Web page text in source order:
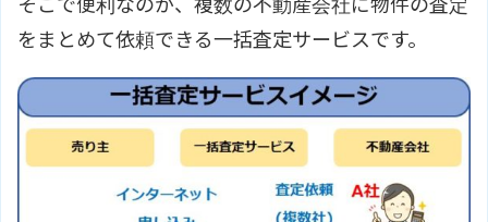
そこで便利なのが、複数の不動産会社に物件の査定
をまとめて依頼できる一括査定サービスです。